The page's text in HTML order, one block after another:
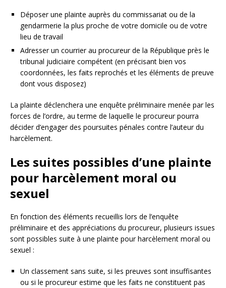
Déposer une plainte auprès du commissariat ou de la
gendarmerie la plus proche de votre domicile ou de votre
lieu de travail
Adresser un courrier au procureur de la République près le
tribunal judiciaire compétent (en précisant bien vos
coordonnées, les faits reprochés et les éléments de preuve
dont vous disposez)
La plainte déclenchera une enquête préliminaire menée par les
forces de l’ordre, au terme de laquelle le procureur pourra
décider d’engager des poursuites pénales contre l’auteur du
harcèlement.
Les suites possibles d’une plainte
pour harcèlement moral ou
sexuel
En fonction des éléments recueillis lors de l’enquête
préliminaire et des appréciations du procureur, plusieurs issues
sont possibles suite à une plainte pour harcèlement moral ou
sexuel :
Un classement sans suite, si les preuves sont insuffisantes
ou si le procureur estime que les faits ne constituent pas